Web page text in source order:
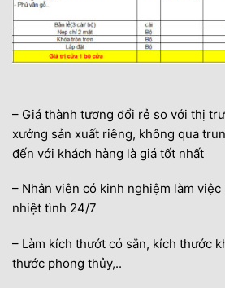
– Giá thành tương đổi rẻ so với thị
xưởng sản xuất riêng, không qua
đến với khách hàng là giá tốt nhất
– Nhân viên có kinh nghiệm làm
nhiệt tình 24/7
– Làm kích thướt có sẵn, kích thước
thước phong thủy,..